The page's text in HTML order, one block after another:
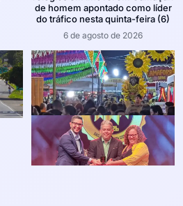
de homem apontado como líder
do tráfico nesta quinta-feira (6)
6 de agosto de 2026